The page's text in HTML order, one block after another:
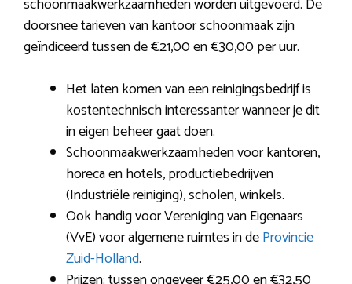
doorsnee tarieven van kantoor schoonmaak zijn
geïndiceerd tussen de €21,00 en €30,00 per uur.
Het laten komen van een reinigingsbedrijf is
kostentechnisch interessanter wanneer je dit
in eigen beheer gaat doen.
Schoonmaakwerkzaamheden voor kantoren,
horeca en hotels, productiebedrijven
(Industriële reiniging), scholen, winkels.
Ook handig voor Vereniging van Eigenaars
(VvE) voor algemene ruimtes in deProvincie
Zuid-Holland.